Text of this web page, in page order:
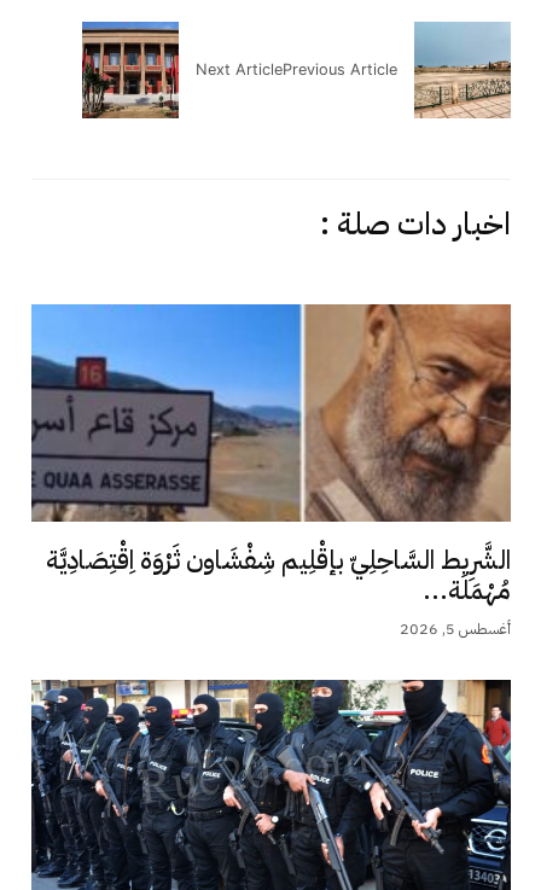
Previous Article
Next Article
اخبار دات صلة :
الشَّرِيط السَّاحِلِيّ بإقْلِيم شِفْشَاون ثَرْوَة اِقْتِصَادِيَّة
مُهْمَلَة...
أغسطس 5, 2026